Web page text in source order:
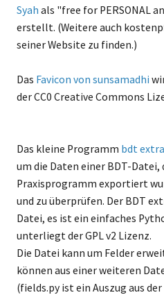
Syah als "free for PERSONAL
erstellt. (Weitere auch
seiner Website zu finden.)
Das Favicon von sunsamadhi
der CC0 Creative Commons
Das kleine Programm bdt
um die Daten einer BDT-Datei,
Praxisprogramm exportiert
und zu überprüfen. Der BDT
Datei, es ist ein einfaches
unterliegt der GPL v2 Lizenz.
Die Datei kann um Felder
können aus einer weiteren
(fields.py ist ein Auszug aus